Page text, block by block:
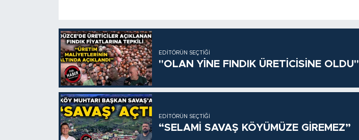
EDITÖRÜN SEÇTIĞI
"OLAN YİNE FINDIK ÜRETİCİSİNE OLDU"
EDITÖRÜN SEÇTIĞI
“SELAMİ SAVAŞ KÖYÜMÜZE GİREMEZ”